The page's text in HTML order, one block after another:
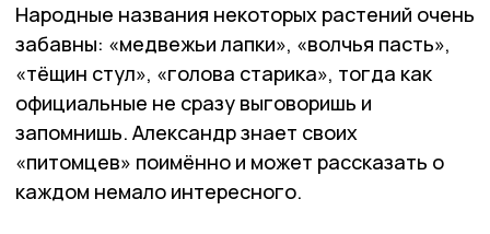
Народные названия некоторых растений очень
забавны: «медвежьи лапки», «волчья пасть»,
«тёщин стул», «голова старика», тогда как
официальные не сразу выговоришь и
запомнишь. Александр знает своих
«питомцев» поимённо и может рассказать о
каждом немало интересного.